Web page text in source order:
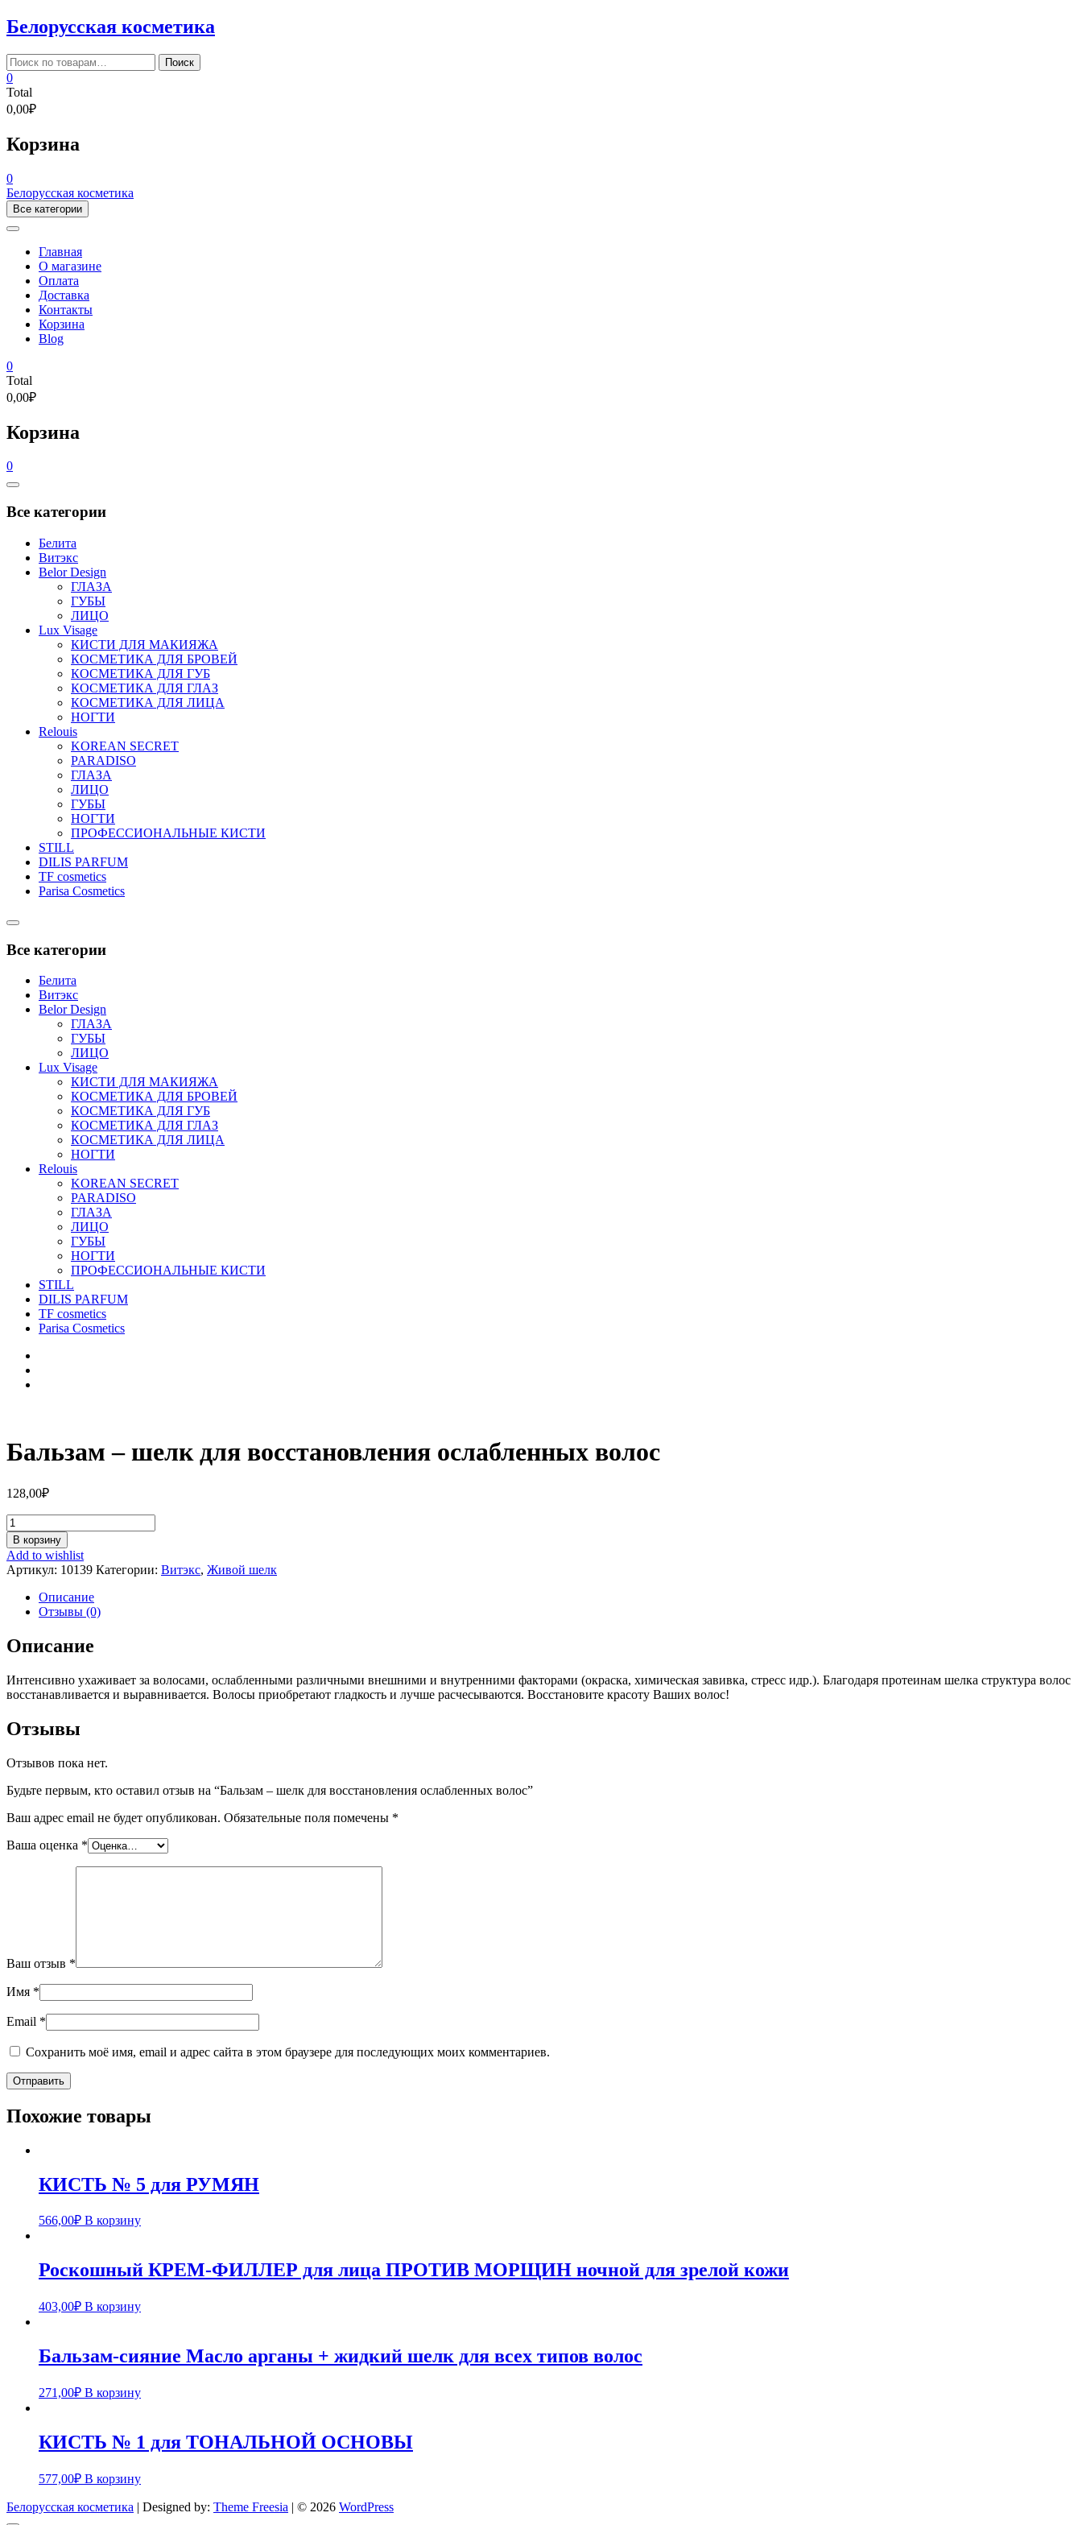
Skip
to
content
Белорусская косметика
Искать: Поиск
0
Total
0,00₽
Корзина
0
Белорусская косметика
Все категории
Главная
О магазине
Оплата
Доставка
Контакты
Корзина
Blog
0
Total
0,00₽
Корзина
0
Catalog
Все категории
Белита
Витэкс
Belor Design
ГЛАЗА
ГУБЫ
ЛИЦО
Lux Visage
КИСТИ ДЛЯ МАКИЯЖА
КОСМЕТИКА ДЛЯ БРОВЕЙ
КОСМЕТИКА ДЛЯ ГУБ
КОСМЕТИКА ДЛЯ ГЛАЗ
КОСМЕТИКА ДЛЯ ЛИЦА
НОГТИ
Relouis
KOREAN SECRET
PARADISO
ГЛАЗА
ЛИЦО
ГУБЫ
НОГТИ
ПРОФЕССИОНАЛЬНЫЕ КИСТИ
STILL
DILIS PARFUM
TF cosmetics
Parisa Cosmetics
Catalog
Все категории
Белита
Витэкс
Belor Design
ГЛАЗА
ГУБЫ
ЛИЦО
Lux Visage
КИСТИ ДЛЯ МАКИЯЖА
КОСМЕТИКА ДЛЯ БРОВЕЙ
КОСМЕТИКА ДЛЯ ГУБ
КОСМЕТИКА ДЛЯ ГЛАЗ
КОСМЕТИКА ДЛЯ ЛИЦА
НОГТИ
Relouis
KOREAN SECRET
PARADISO
ГЛАЗА
ЛИЦО
ГУБЫ
НОГТИ
ПРОФЕССИОНАЛЬНЫЕ КИСТИ
STILL
DILIS PARFUM
TF cosmetics
Parisa Cosmetics
Бальзам – шелк для восстановления ослабленных волос
128,00₽
Количество
Бальзам
–
шелк
для
восстановления
ослабленных
В корзину
Add to wishlist
Артикул: 10139 Категории: Витэкс, Живой шелк
Описание
Отзывы (0)
Описание
Интенсивно ухаживает за волосами, ослабленными различными внешними и внутренними факторами (окраска, химическая завивка, стресс идр.). Благодаря протеинам шелка структура волос
восстанавливается и выравнивается. Волосы приобретают гладкость и лучше расчесываются. Восстановите красоту Ваших волос!
Отзывы
Отзывов пока нет.
Будьте первым, кто оставил отзыв на “Бальзам – шелк для восстановления ослабленных волос”
Ваш адрес email не будет опубликован. Обязательные поля помечены *
Ваша оценка *
Ваш отзыв *
Имя *
Email *
Сохранить моё имя, email и адрес сайта в этом браузере для последующих моих комментариев.
Похожие товары
КИСТЬ № 5 для РУМЯН
566,00₽ В корзину
Роскошный КРЕМ-ФИЛЛЕР для лица ПРОТИВ МОРЩИН ночной для зрелой кожи
403,00₽ В корзину
Бальзам-сияние Масло арганы + жидкий шелк для всех типов волос
271,00₽ В корзину
КИСТЬ № 1 для ТОНАЛЬНОЙ ОСНОВЫ
577,00₽ В корзину
Белорусская косметика | Designed by: Theme Freesia | © 2026 WordPress